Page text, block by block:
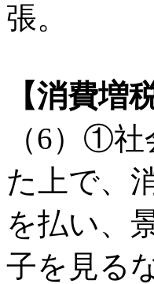
張。
【消費増
（6）①
た上で、
を払い、
子を見る